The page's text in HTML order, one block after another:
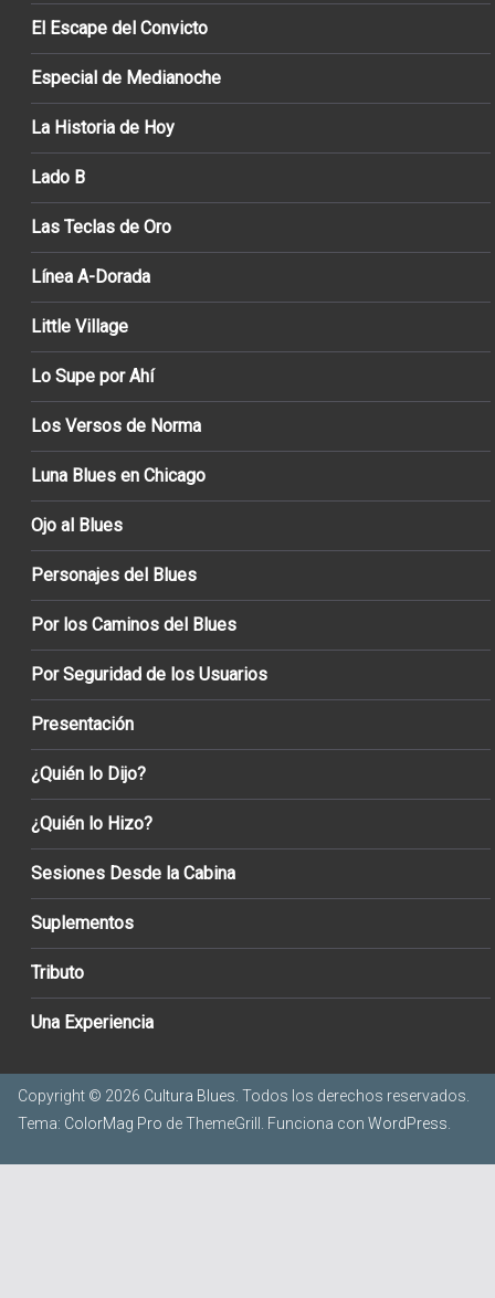
El Escape del Convicto
Especial de Medianoche
La Historia de Hoy
Lado B
Las Teclas de Oro
Línea A-Dorada
Little Village
Lo Supe por Ahí
Los Versos de Norma
Luna Blues en Chicago
Ojo al Blues
Personajes del Blues
Por los Caminos del Blues
Por Seguridad de los Usuarios
Presentación
¿Quién lo Dijo?
¿Quién lo Hizo?
Sesiones Desde la Cabina
Suplementos
Tributo
Una Experiencia
Copyright © 2026 Cultura Blues . Todos los derechos reservados.
Tema: ColorMag Pro de ThemeGrill. Funciona con WordPress